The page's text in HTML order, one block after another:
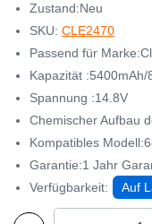
Zustand:Neu
SKU: CLE2470
Passend für
Kapazität :5400mAh/
Spannung :14.8V
Chemischer Aufbau
Kompatibles
Garantie:1 Jahr
Verfügbarkeit:
Auf